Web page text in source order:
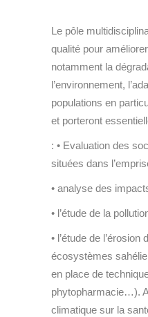
Le pôle
qualité pour
notamment la
l’environnement,
populations en
et porteront
: • Evaluation des
situées dans
• analyse des
• l’étude de la
• l’étude de
écosystèmes
en place de
phytopharmacie…).
climatique sur la